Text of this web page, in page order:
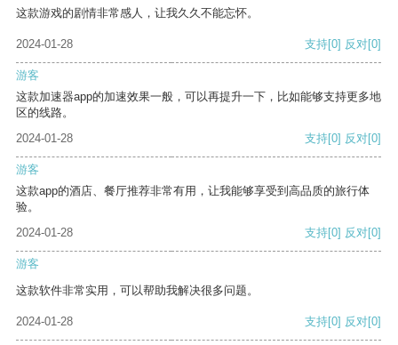
这款游戏的剧情非常感人，让我久久不能忘怀。
2024-01-28 支持[0] 反对[0]
游客
这款加速器app的加速效果一般，可以再提升一下，比如能够支持更多地
区的线路。
2024-01-28
支持[0] 反对[0]
游客
这款app的酒店、餐厅推荐非常有用，让我能够享受到高品质的旅行体
验。
2024-01-28
支持[0] 反对[0]
游客
这款软件非常实用，可以帮助我解决很多问题。
2024-01-28 支持[0] 反对[0]